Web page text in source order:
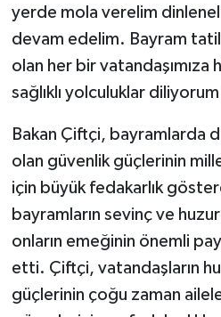
yerde mola verelim
devam edelim. Bayram
olan her bir vatandaşımıza
sağlıklı yolculuklar
Bakan Çiftçi, bayramlarda
olan güvenlik güçlerinin
için büyük fedakarlık
bayramların sevinç ve
onların emeğinin önemli
etti. Çiftçi, vatandaşların
güçlerinin çoğu zaman
Yerel Haberler